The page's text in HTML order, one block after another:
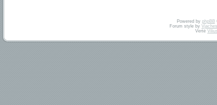
Powered by phpBB
Forum style by
Vertė